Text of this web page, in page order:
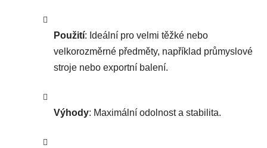
Použití: Ideální pro velmi těžké nebo
velkorozměrné předměty, například průmyslové
stroje nebo exportní balení.
Výhody: Maximální odolnost a stabilita.